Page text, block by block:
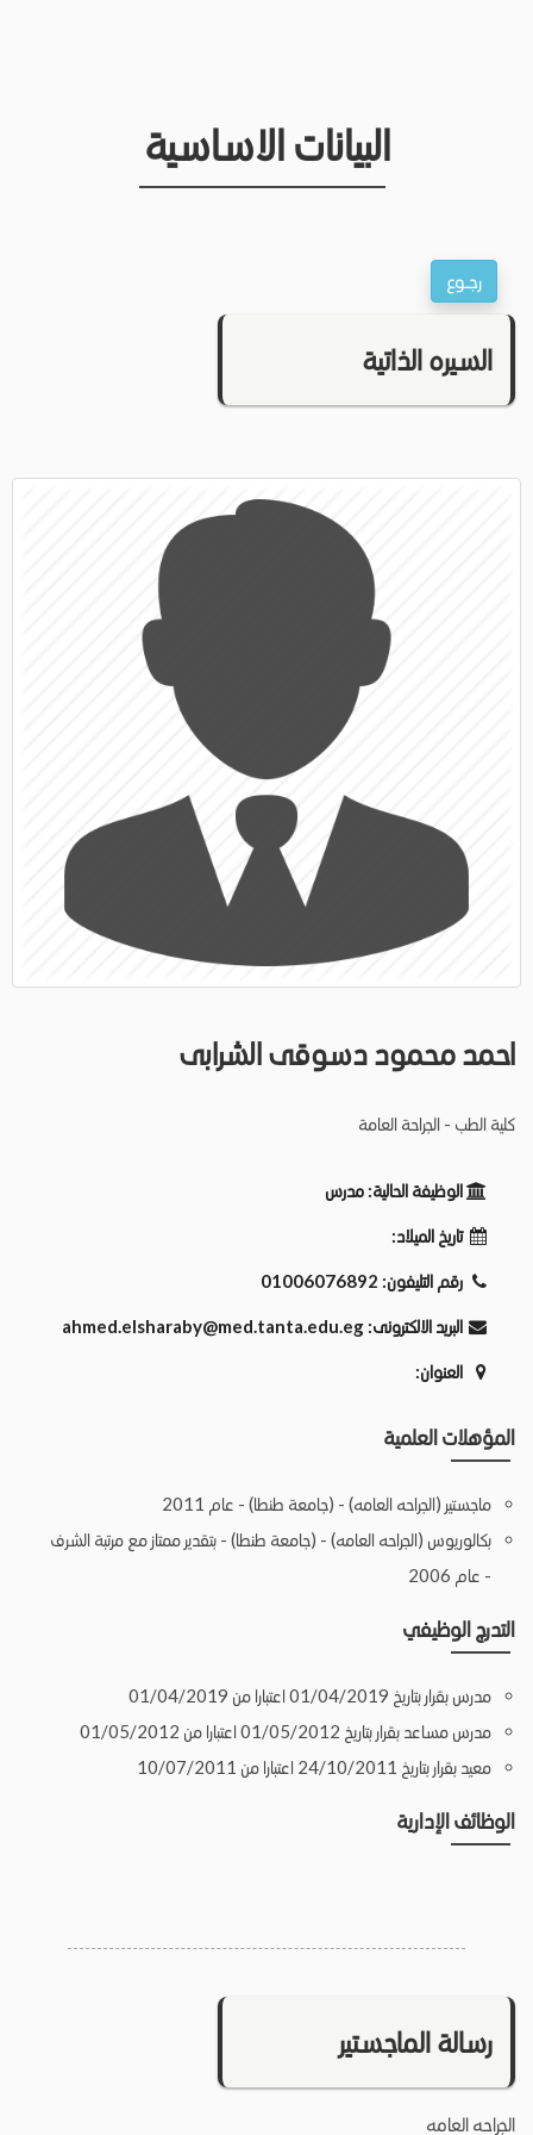
البيانات الاساسية
السيره الذاتية
احمد محمود دسوقى الشرابى
كلية الطب - الجراحة العامة
الوظيفة الحالية: مدرس
تاريخ الميلاد:
رقم التليفون: 01006076892
البريد الالكترونى: ahmed.elsharaby@med.tanta.edu.eg
العنوان:
المؤهلات العلمية
ماجستير (الجراحه العامه) - (جامعة طنطا) - عام 2011
بكالوريوس (الجراحه العامه) - (جامعة طنطا) - بتقدير ممتاز مع مرتبة الشرف
- عام 2006
التدرج الوظيفي
مدرس بقرار بتاريخ 01/04/2019 اعتبارا من 01/04/2019
مدرس مساعد بقرار بتاريخ 01/05/2012 اعتبارا من 01/05/2012
معيد بقرار بتاريخ 24/10/2011 اعتبارا من 10/07/2011
الوظائف الإدارية
رسالة الماجستير
الجراحه العامه